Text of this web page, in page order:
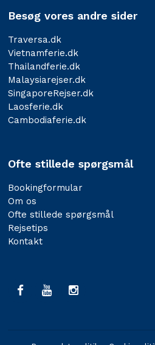
Besøg vores andre sider
Traversa.dk
Vietnamferie.dk
Thailandferie.dk
Malaysiarejser.dk
SingaporeRejser.dk
Laosferie.dk
Cambodiaferie.dk
Ofte stillede spørgsmål
Bookingformular
Om os
Ofte stillede spørgsmål
Rejsetips
Kontakt